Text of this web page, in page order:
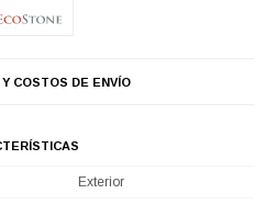
COSTOS DE ENVÍO
Exterior